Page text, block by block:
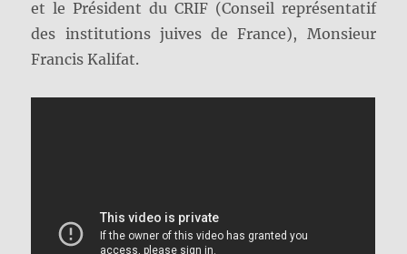
et le Président du CRIF (Conseil représentatif
des institutions juives de France), Monsieur
Francis Kalifat.